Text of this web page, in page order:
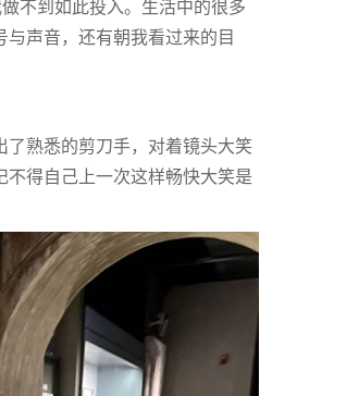
不到如此投入。生活中的很多
声音，还有朝我看过来的目
熟悉的剪刀手，对着镜头大笑
得自己上一次这样畅快大笑是